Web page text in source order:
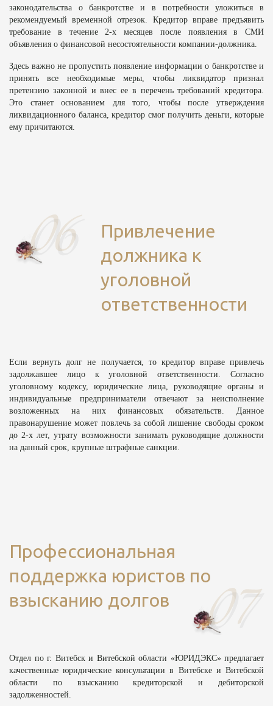
законодательства о банкротстве и в потребности уложиться в
рекомендуемый временной отрезок. Кредитор вправе предъявить
требование в течение 2-х месяцев после появления в СМИ
объявления о финансовой несостоятельности компании-должника.
Здесь важно не пропустить появление информации о банкротстве и
принять все необходимые меры, чтобы ликвидатор признал
претензию законной и внес ее в перечень требований кредитора.
Это станет основанием для того, чтобы после утверждения
ликвидационного баланса, кредитор смог получить деньги, которые
ему причитаются.
Привлечение
должника к
уголовной
ответственности
Если вернуть долг не получается, то кредитор вправе привлечь
задолжавшее лицо к уголовной ответственности. Согласно
уголовному кодексу, юридические лица, руководящие органы и
индивидуальные предприниматели отвечают за неисполнение
возложенных на них финансовых обязательств. Данное
правонарушение может повлечь за собой лишение свободы сроком
до 2-х лет, утрату возможности занимать руководящие должности
на данный срок, крупные штрафные санкции.
Профессиональная
поддержка юристов по
взысканию долгов
Отдел по г. Витебск и Витебской области «ЮРИДЭКС» предлагает
качественные юридические консультации в Витебске и Витебской
области по взысканию кредиторской и дебиторской
задолженностей.